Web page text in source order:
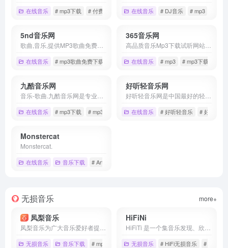
在线音乐 # mp3下载 # 付费音乐免费下载 # 在线mp3下载网站
在线音乐 # DJ音乐 # mp3
5nd音乐网
在线音乐 # mp3歌曲免费下载 # 伤感歌曲 # 儿童歌曲
365音乐网
在线音乐 # mp3 # mp3下载
九酷音乐网
在线音乐 # mp3下载 # mp3音乐歌曲免费下载 # 儿童歌曲
好听轻音乐网
在线音乐 # 好听轻音乐 # 好听钢琴
Monstercat
Monstercat.
在线音乐 音乐下载 # Artist
无损音乐 more+
凤梨音乐
无损音乐 音乐下载 # mp3免费下载 # 凤梨音乐 # 无损音乐下载
HiFiNi
无损音乐 # HiFi无损音乐 # MP3音